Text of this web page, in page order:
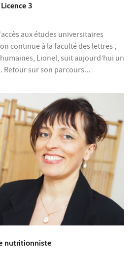
3
aux études universitaires
continue à la faculté des lettres ,
Lionel, suit aujourd’hui un
sur son parcours...
nutritionniste